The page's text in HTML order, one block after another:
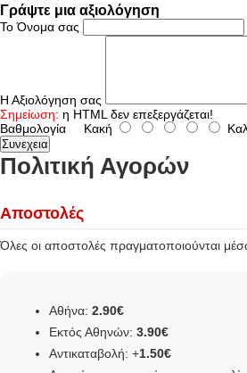
Γράψτε μια αξιολόγηση
Το Όνομα σας
Η Αξιολόγηση σας
Σημείωση: η HTML δεν επεξεργάζεται!
Βαθμολογία Κακή
Συνεχεια
Πολιτική Αγορών
Αποστολές
Όλες οι αποστολές πραγματοποιούνται
Αθήνα: 2.90€
Εκτός Αθηνών: 3.90€
Αντικαταβολή: +1.50€